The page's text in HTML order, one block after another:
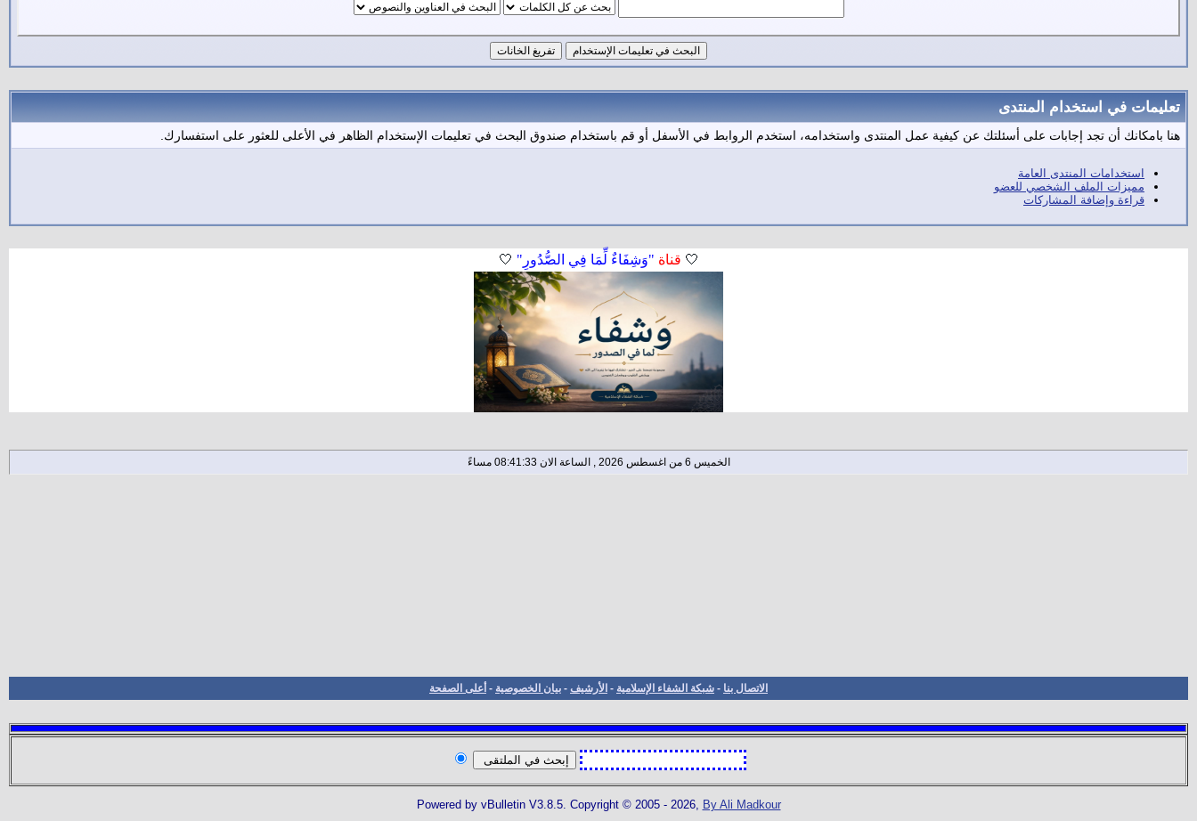
تعليمات في استخدام المنتدى
هنا بامكانك أن تجد إجابات على أسئلتك عن كيفية عمل المنتدى واستخدامه، استخدم الروابط في الأسفل أو قم باستخدام صندوق البحث في تعليمات الإستخدام الظاهر في الأعلى للعثور على استفسارك.
استخدامات المنتدى العامة
مميزات الملف الشخصي للعضو
قراءة وإضافة المشاركات
🤍 قناة "وَشِفَاءٌ لِّمَا فِي الصُّدُورِ" 🤍
الخميس 6 من اغسطس 2026 , الساعة الان 08:41:33 مساءً
الاتصال بنا - شبكة الشفاء الإسلامية - الأرشيف - بيان الخصوصية - أعلى الصفحة
Powered by vBulletin V3.8.5. Copyright © 2005 - 2026, By Ali Madkour